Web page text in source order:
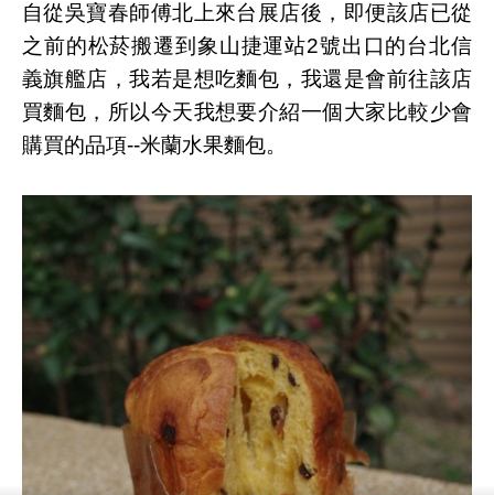
自從吳寶春師傅北上來台展店後，即便該店已從
之前的松菸搬遷到象山捷運站2號出口的台北信
義旗艦店，我若是想吃麵包，我還是會前往該店
買麵包，所以今天我想要介紹一個大家比較少會
購買的品項--米蘭水果麵包。